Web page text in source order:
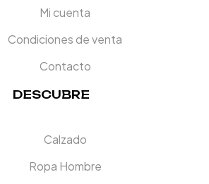
Mi cuenta
Condiciones de venta
Contacto
DESCUBRE
Calzado
Ropa Hombre